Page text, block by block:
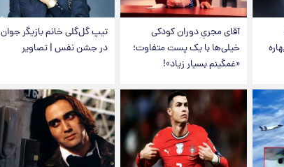
آقای مجریِ دوران کودکی
خیلی‌ها با یک پست متفاوت؛
«غمگینم بسیار زیاد»!
تیپ گل‌گلی خانم بازیگر جوان
در جشن نفس | تصاویر